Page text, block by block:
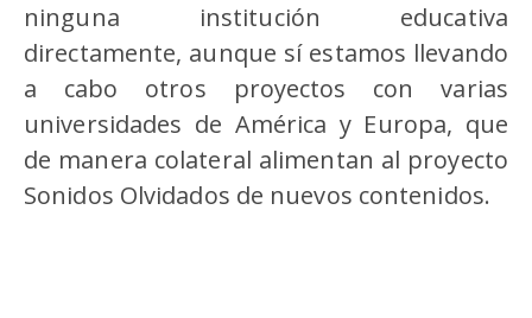
ninguna institución educativa
directamente, aunque sí estamos llevando
a cabo otros proyectos con varias
universidades de América y Europa, que
de manera colateral alimentan al proyecto
Sonidos Olvidados de nuevos contenidos.